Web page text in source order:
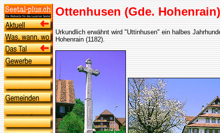
Ottenhusen (Gde. Hohenrain)
Urkundlich erwähnt wird "Uttinhusen" ein halbes
Hohenrain (1182).